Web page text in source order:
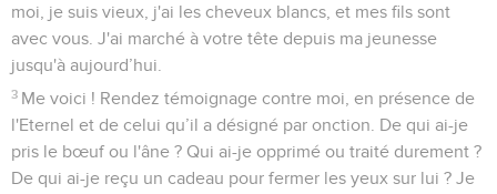
moi, je suis vieux, j'ai les cheveux blancs, et mes fils sont
avec vous. J'ai marché à votre tête depuis ma jeunesse
jusqu'à aujourd’hui.
3 Me voici ! Rendez témoignage contre moi, en présence de
l'Eternel et de celui qu’il a désigné par onction. De qui ai-je
pris le bœuf ou l'âne ? Qui ai-je opprimé ou traité durement ?
De qui ai-je reçu un cadeau pour fermer les yeux sur lui ? Je